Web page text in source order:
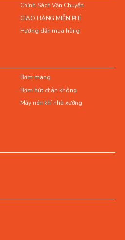
Chính Sách Vận Chuyển
GIAO HÀNG MIỄN PHÍ
Hướng dẫn mua hàng
Bơm màng
Bơm hút chân không
Máy nén khí nhà xưởng